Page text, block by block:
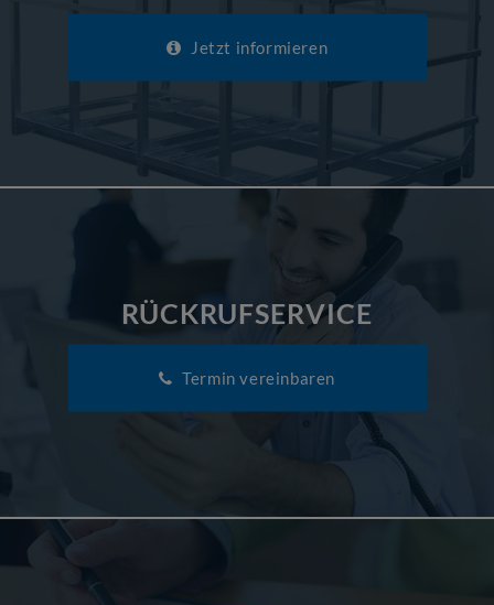
Jetzt informieren
RÜCKRUFSERVICE
Termin vereinbaren